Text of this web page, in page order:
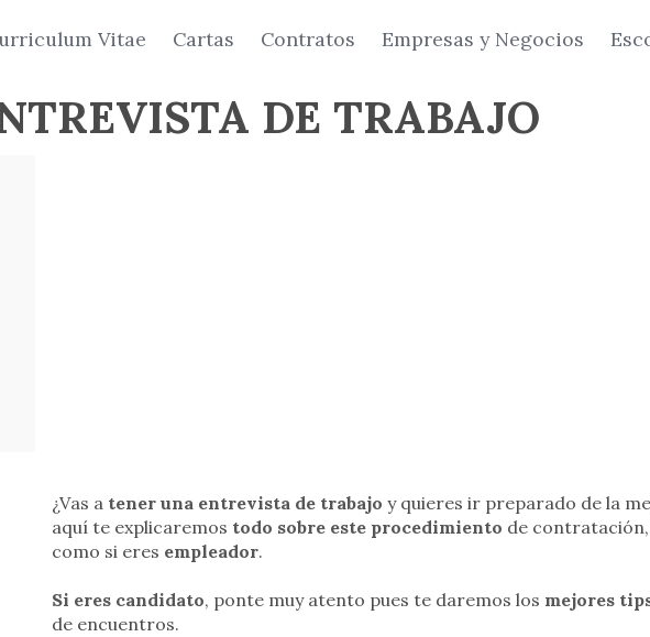
Vitae Cartas Contratos Empresas y Negocios
DE TRABAJO
¿Vas atener una entrevista de trabajo y quieres ir preparado de la
aquí te explicaremos todo sobre este procedimiento de
como si eres empleador.
Si eres candidato, ponte muy atento pues te daremos los mejores
de encuentros.